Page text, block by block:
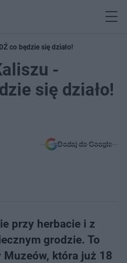
co będzie się działo!
-
się działo!
Dodaj do Google
przy herbacie i z
grodzie. To
która już 18